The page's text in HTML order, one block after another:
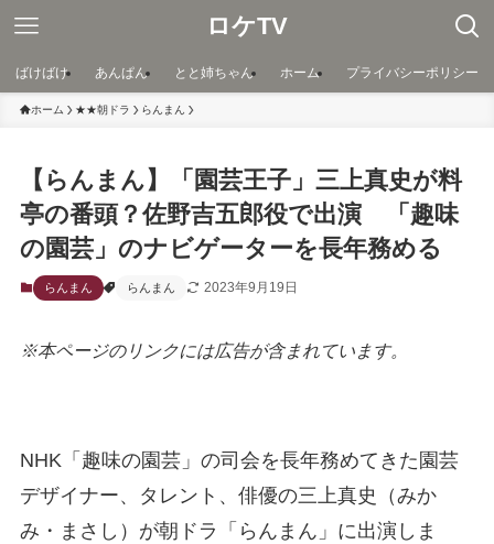
ロケTV
ばけばけ あんぱん とと姉ちゃん ホーム プライバシーポリシー
ホーム ★★朝ドラ らんまん
【らんまん】「園芸王子」三上真史が料
亭の番頭？佐野吉五郎役で出演 「趣味
の園芸」のナビゲーターを長年務める
らんまん らんまん 2023年9月19日
※本ページのリンクには広告が含まれています。
NHK「趣味の園芸」の司会を長年務めてきた園芸
デザイナー、タレント、俳優の三上真史（みか
み・まさし）が朝ドラ「らんまん」に出演しま